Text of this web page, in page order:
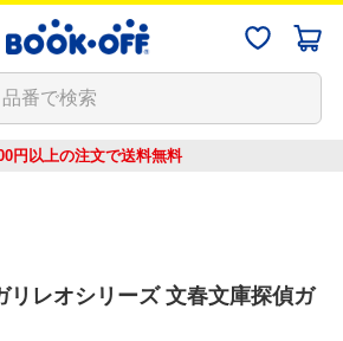
円以上の注文で送料無料
リレオシリーズ 文春文庫探偵ガ